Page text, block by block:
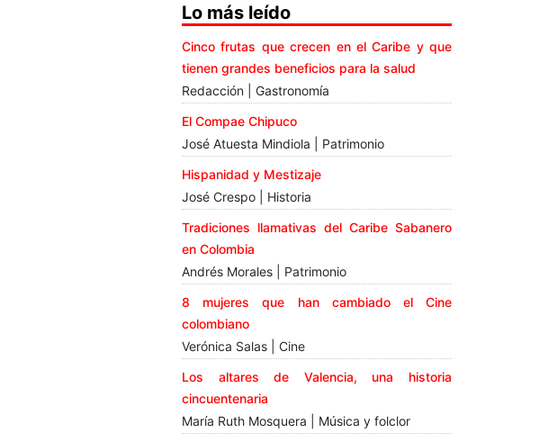
Lo más leído
Cinco frutas que crecen en el Caribe y que
tienen grandes beneficios para la salud
Redacción | Gastronomía
El Compae Chipuco
José Atuesta Mindiola | Patrimonio
Hispanidad y Mestizaje
José Crespo | Historia
Tradiciones llamativas del Caribe Sabanero
en Colombia
Andrés Morales | Patrimonio
8 mujeres que han cambiado el Cine
colombiano
Verónica Salas | Cine
Los altares de Valencia, una historia
cincuentenaria
María Ruth Mosquera | Música y folclor